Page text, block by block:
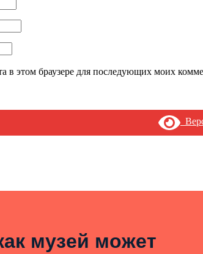
в этом браузере для последующих моих
музей может